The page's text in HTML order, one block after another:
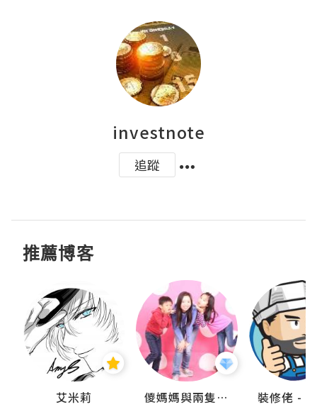
investnote
追蹤
推薦博客
艾米莉 儍媽媽與兩隻小魔怪之家